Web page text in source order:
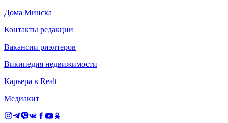
Дома Минска
Контакты редакции
Вакансии риэлтеров
Википедия недвижимости
Карьера в Realt
Медиакит